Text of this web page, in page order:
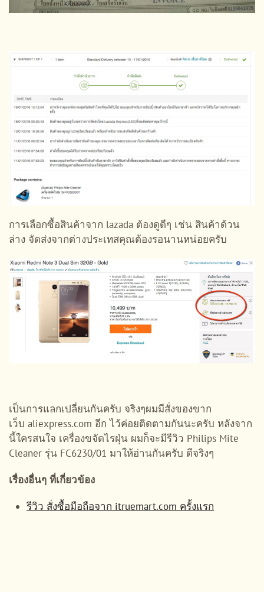
การเลือกซื้อสินค้าจาก lazada ต้องดูดีๆ เช่น สินค้าด้วน
ล่าง จัดส่งจากต่างประเทสคุณต้องรอนานหน่อยครับ
เป็นการแลกเปลี่ยนกันครับ จริงๆผมมีสั่งของขาก
เว็บ aliexpress.com อีก ไว้ค่อยติดตามกันนะครับ หลังจาก
นี้ใครสนใจ เครื่องขจัดไรฝุ่น ผมก็จะมีรีวิว Philips Mite
Cleaner รุ่น FC6230/01 มาให้อ่านกันครับ ดีจริงๆ
เรื่องอื่นๆ ที่เกี่ยวข้อง
รีวิว สั่งซื้อมือถือจาก itruemart.com ครั้งแรก